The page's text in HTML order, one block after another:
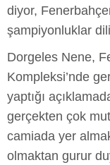
diyor,
şampiyonluklar
Dorgeles Nene,
Kompleksi’nde
yaptığı
gerçekten çok
camiada yer
olmaktan gurur